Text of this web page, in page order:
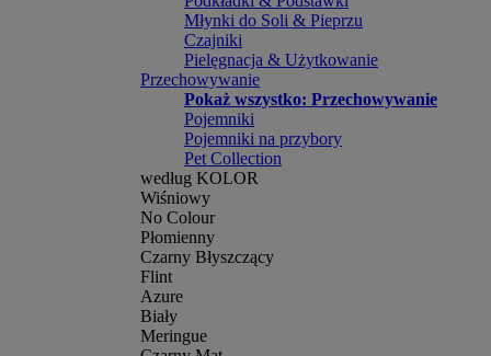
Młynki do Soli & Pieprzu
Czajniki
Pielęgnacja & Użytkowanie
Przechowywanie
Pokaż wszystko: Przechowywanie
Pojemniki
Pojemniki na przybory
Pet Collection
według KOLOR
Wiśniowy
No Colour
Płomienny
Czarny Błyszczący
Flint
Azure
Biały
Meringue